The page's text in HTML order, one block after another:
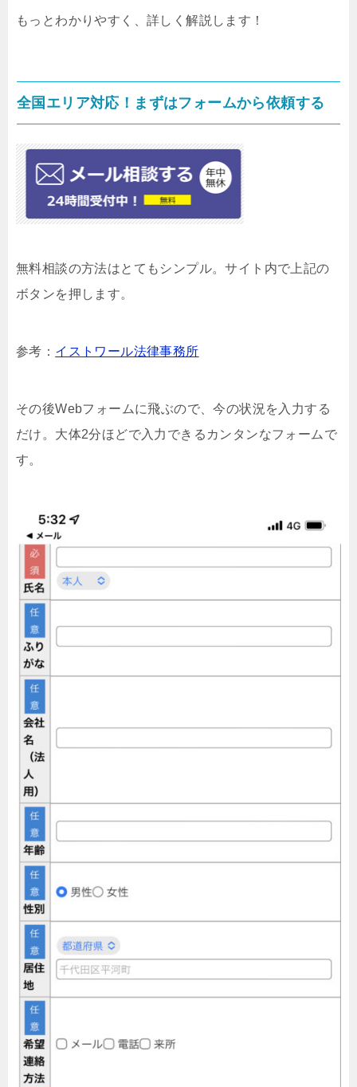
もっとわかりやすく、詳しく解説します！
全国エリア対応！まずはフォームから依頼する
無料相談の方法はとてもシンプル。サイト内で上記の
ボタンを押します。
参考： イストワール法律事務所
その後Webフォームに飛ぶので、今の状況を入力する
だけ。大体2分ほどで入力できるカンタンなフォームで
す。